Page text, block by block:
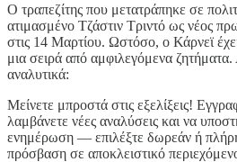
Ο τραπεζίτης που μετατράπηκε σε
ατιμασμένο Τζάστιν Τριντό ως νέος
στις 14 Μαρτίου. Ωστόσο, ο Κάρνεϊ έχει
μια σειρά από αμφιλεγόμενα
αναλυτικά:
Μείνετε μπροστά στις εξελίξεις!
λαμβάνετε νέες αναλύσεις και να
ενημέρωση — επιλέξτε δωρεάν ή
πρόσβαση σε αποκλειστικό